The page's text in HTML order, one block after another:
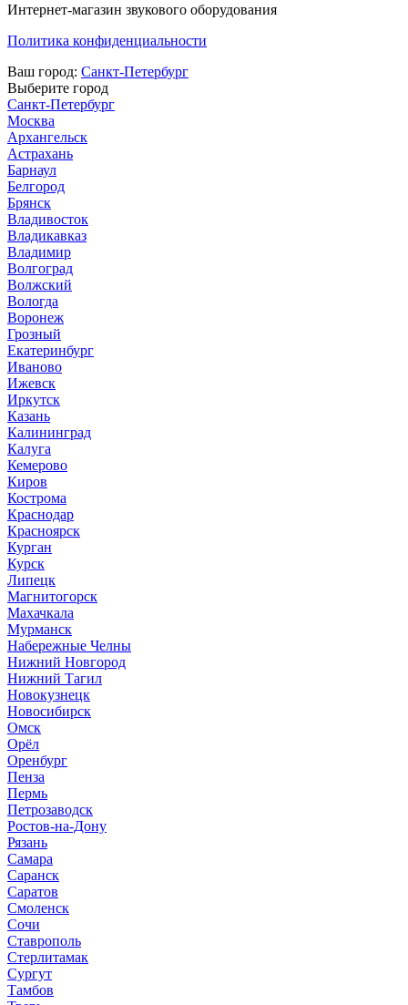
Интернет-магазин звукового оборудования
Политика конфиденциальности
Ваш город: Санкт-Петербург
Выберите город
Санкт-Петербург
Москва
Архангельск
Астрахань
Барнаул
Белгород
Брянск
Владивосток
Владикавказ
Владимир
Волгоград
Волжский
Вологда
Воронеж
Грозный
Екатеринбург
Иваново
Ижевск
Иркутск
Казань
Калининград
Калуга
Кемерово
Киров
Кострома
Краснодар
Красноярск
Курган
Курск
Липецк
Магнитогорск
Махачкала
Мурманск
Набережные Челны
Нижний Новгород
Нижний Тагил
Новокузнецк
Новосибирск
Омск
Орёл
Оренбург
Пенза
Пермь
Петрозаводск
Ростов-на-Дону
Рязань
Самара
Саранск
Саратов
Смоленск
Сочи
Ставрополь
Стерлитамак
Сургут
Тамбов